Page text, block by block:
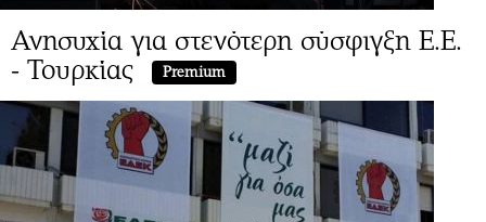
Ανησυχία για στενότερη σύσφιγξη Ε.Ε.
- Τουρκίας
Premium